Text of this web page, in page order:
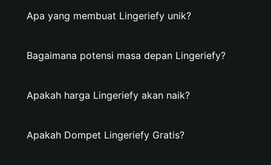
Apa yang membuat Lingeriefy unik?
Bagaimana potensi masa depan Lingeriefy?
Apakah harga Lingeriefy akan naik?
Apakah Dompet Lingeriefy Gratis?